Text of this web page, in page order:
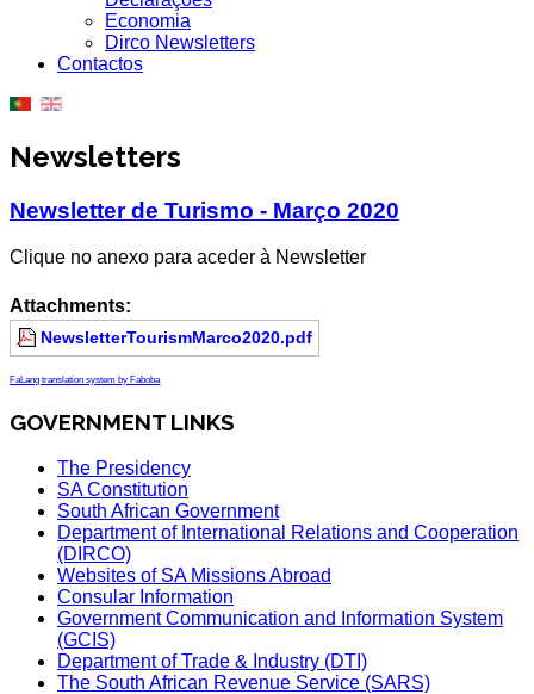
Economia
Dirco Newsletters
Contactos
Newsletters
Newsletter de Turismo - Março 2020
Clique no anexo para aceder à Newsletter
Attachments:
NewsletterTourismMarco2020.pdf
FaLang translation system by Faboba
GOVERNMENT LINKS
The Presidency
SA Constitution
South African Government
Department of International Relations and Cooperation
(DIRCO)
Websites of SA Missions Abroad
Consular Information
Government Communication and Information System
(GCIS)
Department of Trade & Industry (DTI)
The South African Revenue Service (SARS)